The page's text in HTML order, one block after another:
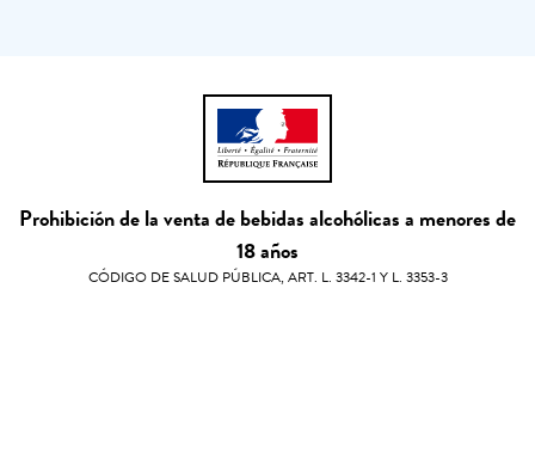
Prohibición de la venta de bebidas alcohólicas a menores de
18 años
CÓDIGO DE SALUD PÚBLICA, ART. L. 3342-1 Y L. 3353-3